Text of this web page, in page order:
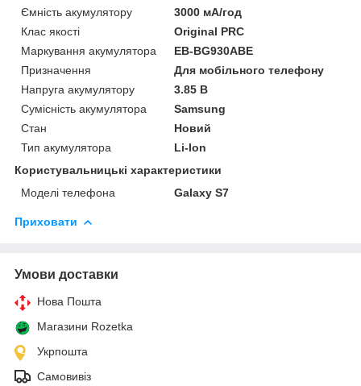
Ємність акумулятору
3000 мА/год
Клас якості
Original PRC
Маркування акумулятора
EB-BG930ABE
Призначення
Для мобільного телефону
Напруга акумулятору
3.85 В
Сумісність акумулятора
Samsung
Стан
Новий
Тип акумулятора
Li-Ion
Користувальницькі характеристики
Моделі телефона
Galaxy S7
Приховати
Умови доставки
Нова Пошта
Магазини Rozetka
Укрпошта
Самовивіз